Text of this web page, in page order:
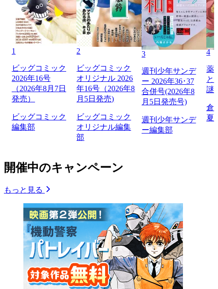
1
ビッグコミック
2026年16号
（2026年8月7日
発売）
ビッグコミック
編集部
2
ビッグコミック
オリジナル 2026
年16号（2026年8
月5日発売)
ビッグコミック
オリジナル編集
部
3
週刊少年サンデ
ー 2026年36･37
合併号(2026年8
月5日発売号)
週刊少年サンデ
ー編集部
4
薬
と
謎
倉
夏
開催中のキャンペーン
もっと見る